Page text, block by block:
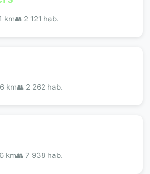
km👥 2 121 hab.
km👥 2 262 hab.
km👥 7 938 hab.